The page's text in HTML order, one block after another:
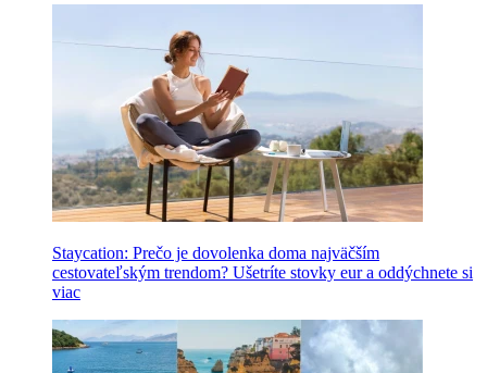
Staycation: Prečo je dovolenka doma najväčším
cestovateľským trendom? Ušetríte stovky eur a oddýchnete si
viac